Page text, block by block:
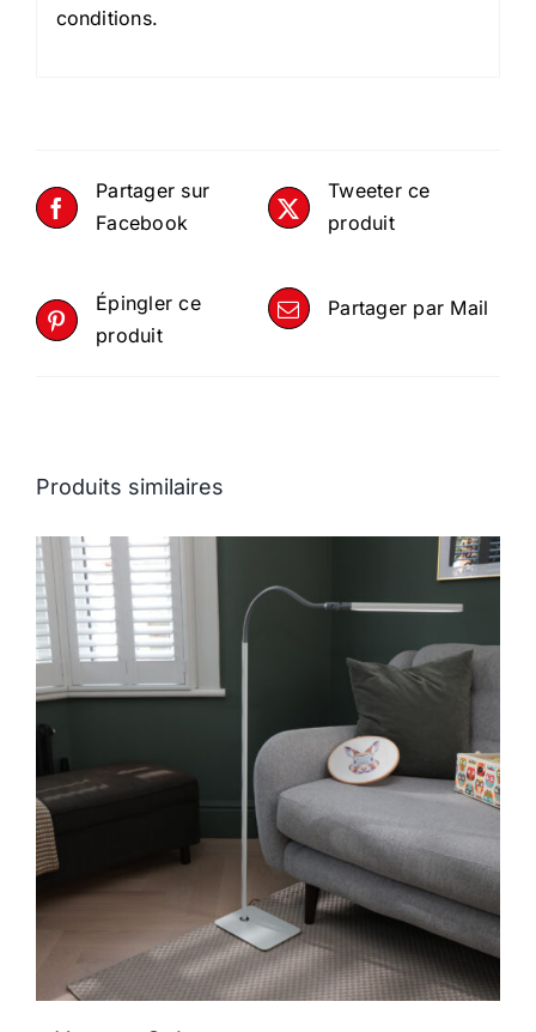
conditions.
Partager sur
Facebook
Tweeter ce
produit
Épingler ce
produit
Partager par Mail
Produits similaires